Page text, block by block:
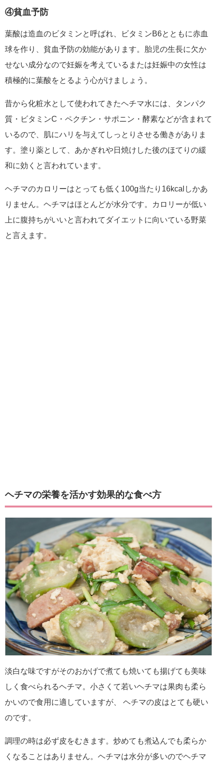
④貧血予防
葉酸は造血のビタミンと呼ばれ、ビタミンB6とともに赤血
球を作り、貧血予防の効能があります。胎児の生長に欠か
せない成分なので妊娠を考えているまたは妊娠中の女性は
積極的に葉酸をとるよう心がけましょう。
昔から化粧水として使われてきたヘチマ水には、タンパク
質・ビタミンC・ペクチン・サポニン・酵素などが含まれて
いるので、肌にハリを与えてしっとりさせる働きがありま
す。塗り薬として、あかぎれや日焼けした後のほてりの緩
和に効くと言われています。
ヘチマのカロリーはとっても低く100g当たり16kcalしかあ
りません。ヘチマはほとんどが水分です。カロリーが低い
上に腹持ちがいいと言われてダイエットに向いている野菜
と言えます。
ヘチマの栄養を活かす効果的な食べ方
淡白な味ですがそのおかげで煮ても焼いても揚げても美味
しく食べられるヘチマ。小さくて若いヘチマは果肉も柔ら
かいので食用に適していますが、 ヘチマの皮はとても硬い
のです。
調理の時は必ず皮をむきます。炒めても煮込んでも柔らか
くなることはありません。ヘチマは水分が多いのでヘチマ